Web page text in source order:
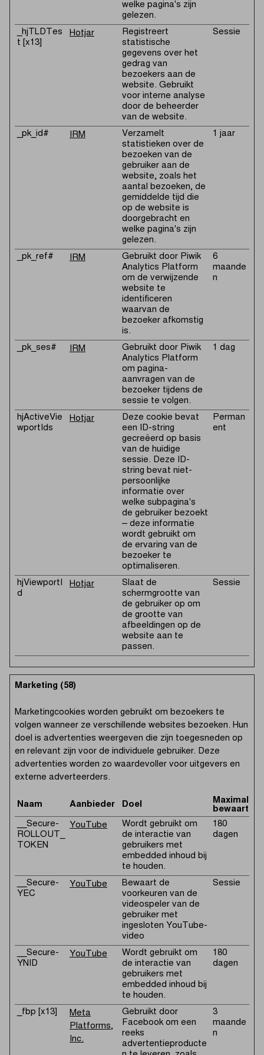
welke pagina's zijn
gelezen.
_hjTLDTes
t [x13]
Hotjar
Registreert
statistische
gegevens over het
gedrag van
bezoekers aan de
website. Gebruikt
voor interne analyse
door de beheerder
van de website.
Sessie
_pk_id# IRM
Verzamelt
statistieken over de
bezoeken van de
gebruiker aan de
website, zoals het
aantal bezoeken, de
gemiddelde tijd die
op de website is
doorgebracht en
welke pagina's zijn
gelezen.
1 jaar
_pk_ref# IRM
Gebruikt door Piwik
Analytics Platform
om de verwijzende
website te
identificeren
waarvan de
bezoeker afkomstig
is.
6
maande
n
_pk_ses# IRM
Gebruikt door Piwik
Analytics Platform
om pagina-
aanvragen van de
bezoeker tijdens de
sessie te volgen.
1 dag
hjActiveVie
wportIds
Hotjar
Deze cookie bevat
een ID-string
gecreëerd op basis
van de huidige
sessie. Deze ID-
string bevat niet-
persoonlijke
informatie over
welke subpagina's
de gebruiker bezoekt
– deze informatie
wordt gebruikt om
de ervaring van de
bezoeker te
optimaliseren.
Perman
ent
hjViewportI
d
Hotjar
Slaat de
schermgrootte van
de gebruiker op om
de grootte van
afbeeldingen op de
website aan te
passen.
Sessie
Marketing (58)
Marketingcookies worden gebruikt om bezoekers te
volgen wanneer ze verschillende websites bezoeken. Hun
doel is advertenties weergeven die zijn toegesneden op
en relevant zijn voor de individuele gebruiker. Deze
advertenties worden zo waardevoller voor uitgevers en
externe adverteerders.
Naam Aanbieder Doel
Maximale
__Secure-
ROLLOUT_
TOKEN
YouTube
Wordt gebruikt om
de interactie van
gebruikers met
embedded inhoud bij
te houden.
180
dagen
__Secure-
YEC
YouTube
Bewaart de
voorkeuren van de
videospeler van de
gebruiker met
ingesloten YouTube-
video
Sessie
__Secure-
YNID
YouTube
Wordt gebruikt om
de interactie van
gebruikers met
embedded inhoud bij
te houden.
180
dagen
_fbp [x13]
Meta
Platforms,
Inc.
Gebruikt door
Facebook om een
reeks
advertentieproducte
3
maande
n